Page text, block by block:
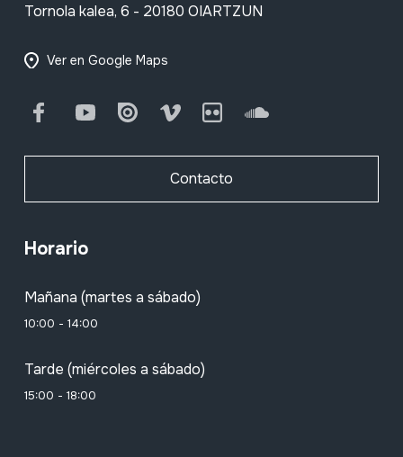
Tornola kalea, 6 - 20180 OIARTZUN
Ver en Google Maps
FacebookYoutube Issuu Vimeo Flickr SoundCloud
Contacto
Horario
Mañana (martes a sábado)
10:00 - 14:00
Tarde (miércoles a sábado)
15:00 - 18:00